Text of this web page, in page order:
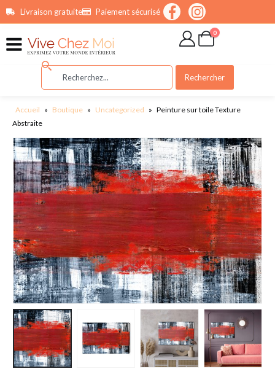
principalLivraison gratuite Paiement sécurisé
0
Rechercher
Accueil » Boutique » Uncategorized » Peinture sur toile Texture
Abstraite